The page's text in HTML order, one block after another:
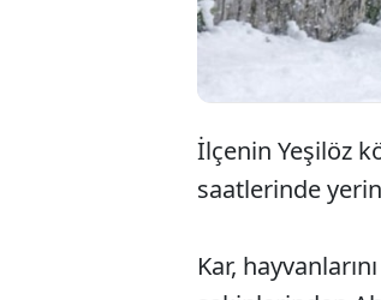
İlçenin Yeşilöz
saatlerinde
Kar,